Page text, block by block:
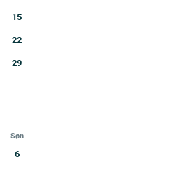
15
22
29
Søn
6